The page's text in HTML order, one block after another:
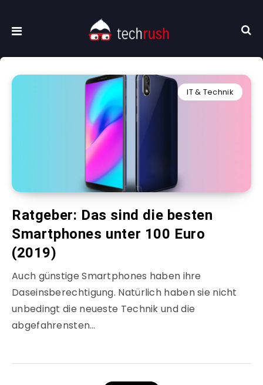
IT & Technik
Ratgeber: Das sind die besten
Smartphones unter 100 Euro
(2019)
Auch günstige Smartphones haben ihre
Daseinsberechtigung. Natürlich haben sie nicht
unbedingt die neueste Technik und die
abgefahrensten…